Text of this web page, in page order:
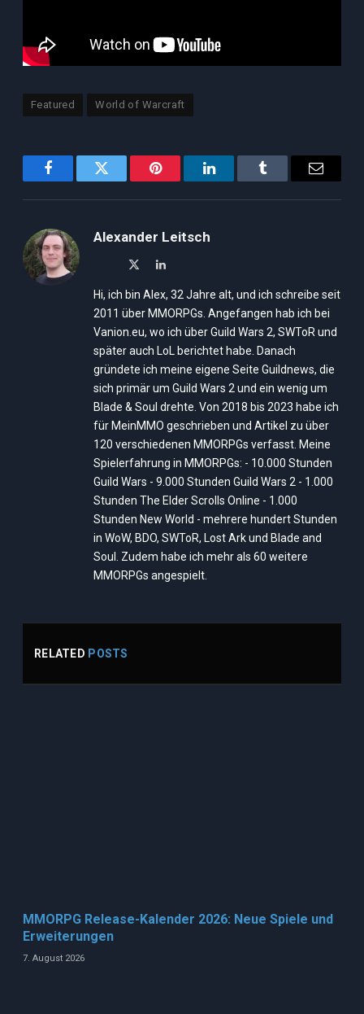
Featured World of Warcraft
FacebookTwitter PinterestLinkedInTumblr Email
Alexander Leitsch
LinkedIn
Hi, ich bin Alex, 32 Jahre alt, und ich schreibe seit
2011 über MMORPGs. Angefangen hab ich bei
Vanion.eu, wo ich über Guild Wars 2, SWToR und
später auch LoL berichtet habe. Danach
gründete ich meine eigene Seite Guildnews, die
sich primär um Guild Wars 2 und ein wenig um
Blade & Soul drehte. Von 2018 bis 2023 habe ich
für MeinMMO geschrieben und Artikel zu über
120 verschiedenen MMORPGs verfasst. Meine
Spielerfahrung in MMORPGs: - 10.000 Stunden
Guild Wars - 9.000 Stunden Guild Wars 2 - 1.000
Stunden The Elder Scrolls Online - 1.000
Stunden New World - mehrere hundert Stunden
in WoW, BDO, SWToR, Lost Ark und Blade and
Soul. Zudem habe ich mehr als 60 weitere
MMORPGs angespielt.
RELATED POSTS
MMORPG Release-Kalender 2026: Neue Spiele und
Erweiterungen
7. August 2026